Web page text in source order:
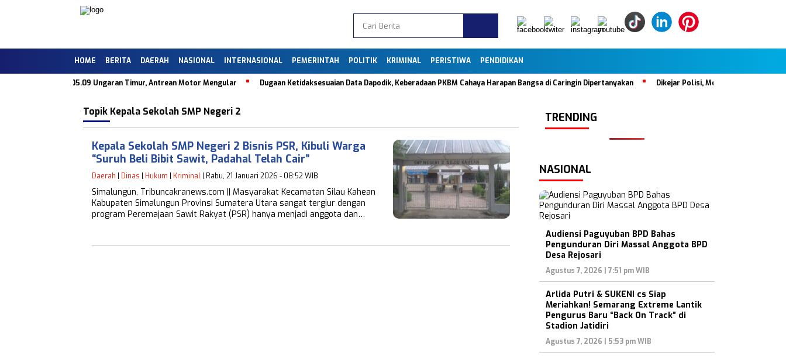
HOME BERITA DAERAH NASIONAL INTERNASIONAL PEMERINTAH POLITIK KRIMINAL PERISTIWA PENDIDIKAN
di SPBU 44.505.09 Ungaran Timur, Antrean Motor Mengular Dugaan Ketidaksesuaian Data Dapodik, Keberadaan PKBM Cahaya Harapan Bangsa di Caringin Dipertanyakan Dikejar Polisi, Mobil Tabrak Satu
Topik Kepala Sekolah SMP Negeri 2
Kepala Sekolah SMP Negeri 2 Bisnis PSR, Kibuli Warga
“Suruh Beli Bibit Sawit, Padahal Telah Cair”
Daerah Dinas Hukum Kriminal | Rabu, 21 Januari 2026 - 08:52 WIB
Simalungun, Tribuncakranews.com || Masyarakat Kecamatan Silau Kahean
Kabupaten Simalungun Provinsi Sumatera Utara sangat tergiur dengan
program Peremajaan Sawit Rakyat (PSR) hanya menjadi anggota dan…
TRENDING
NASIONAL
Audiensi Paguyuban BPD Bahas
Pengunduran Diri Massal Anggota BPD
Desa Rejosari
Agustus 7, 2026 | 7:51 pm WIB
Arlida Putri & SUKENI cs Siap
Meriahkan! Semarang Extreme Lantik
Pengurus Baru “Back On Track” di
Stadion Jatidiri
Agustus 7, 2026 | 5:53 pm WIB